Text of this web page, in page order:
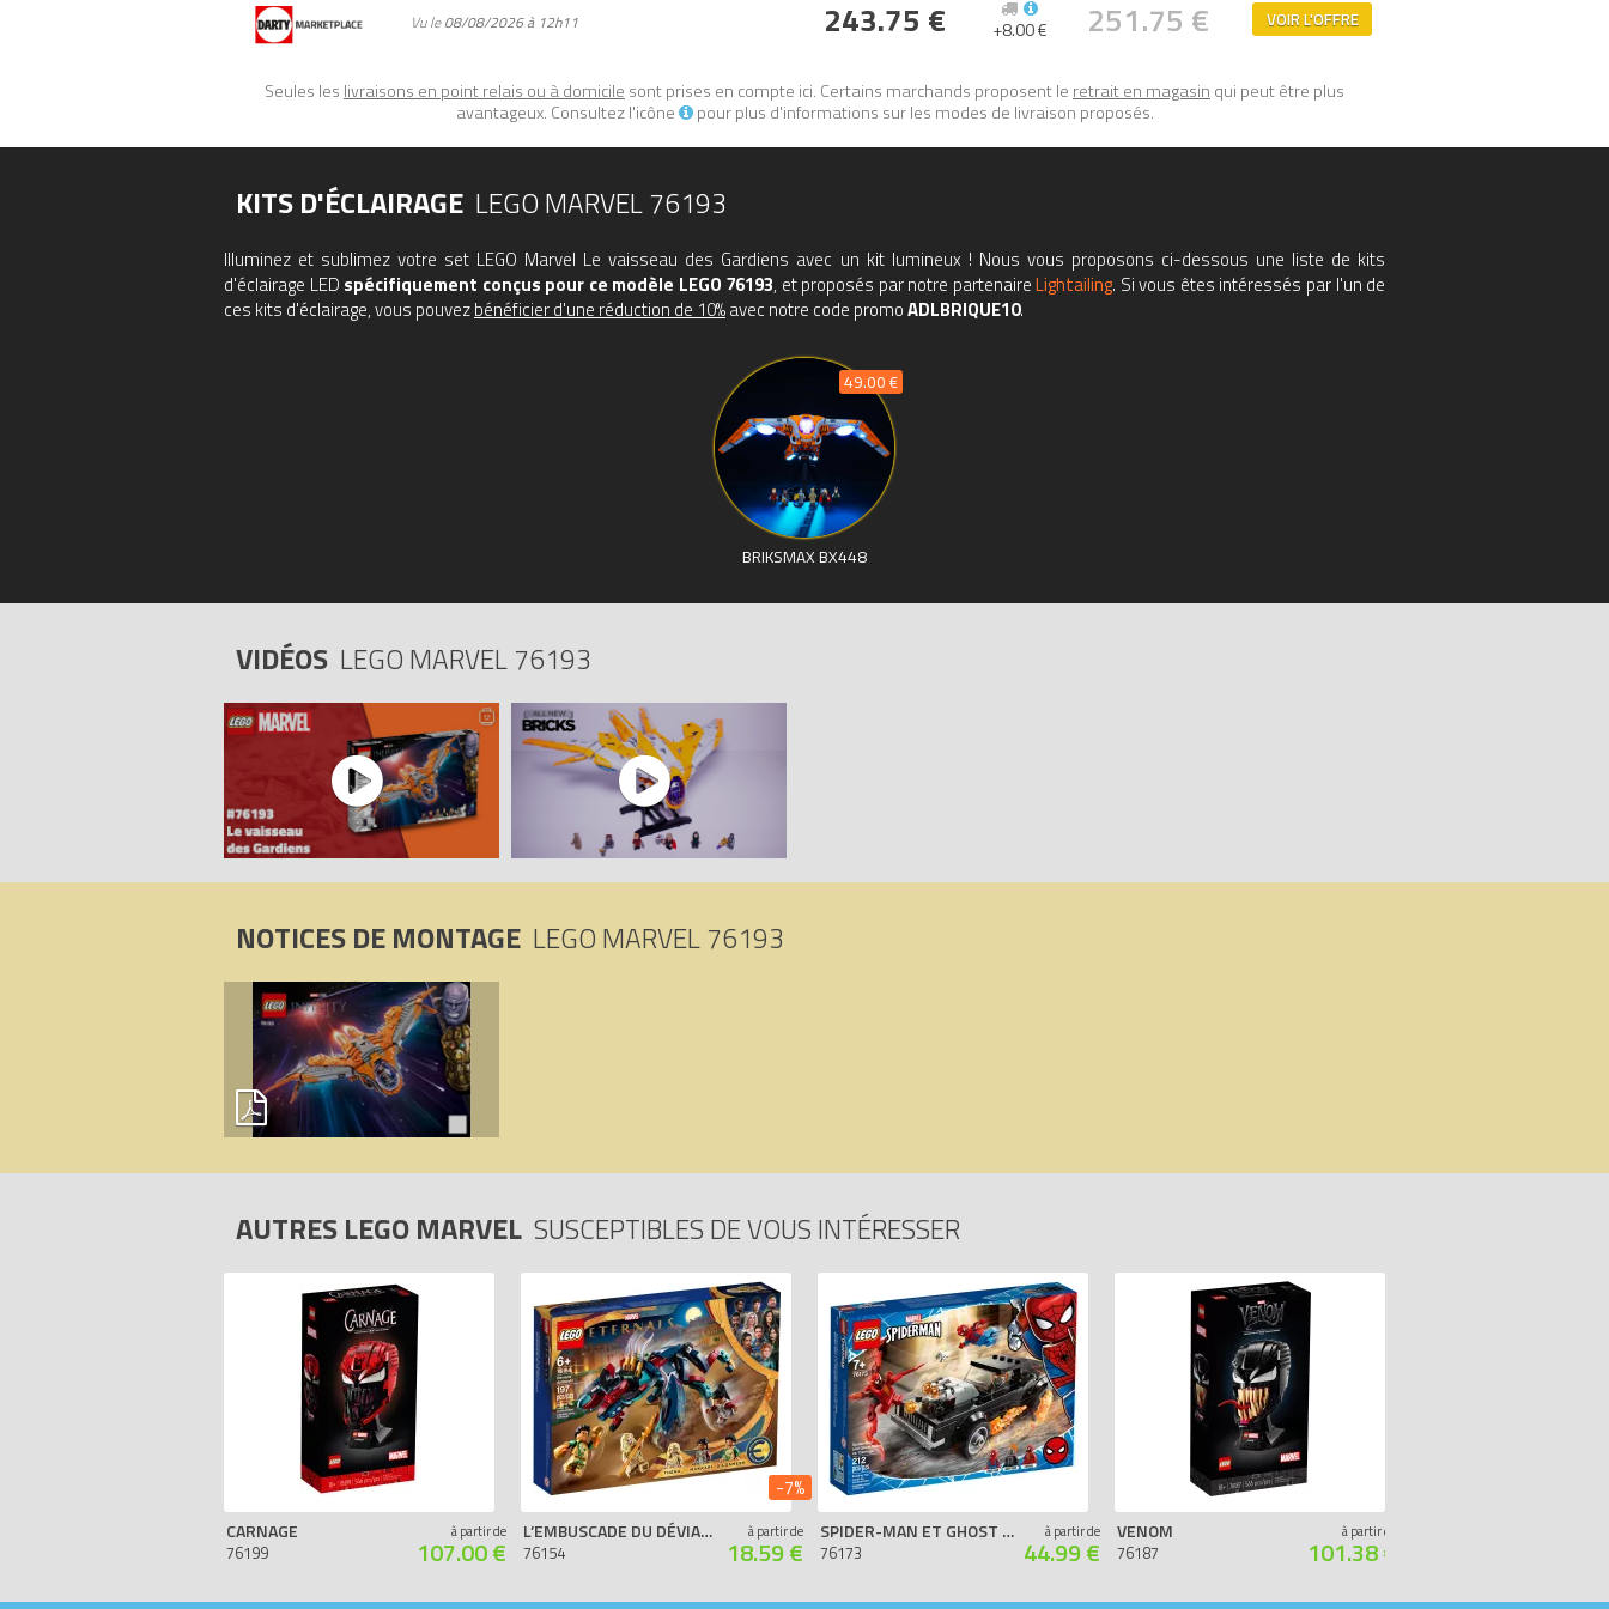
Vu le08/08/2026 à 12h11 243.75 € 251.75 € VOIR L'OFFRE
+8.00 €
Seules les livraisons en point relais ou à domicile sont prises en compte ici. Certains marchands proposent le retrait en magasin qui peut être plus
avantageux. Consultez l'icône
pour plus d'informations sur les modes de livraison proposés.
KITS D'ÉCLAIRAGE LEGO MARVEL 76193
Illuminez et sublimez votre set LEGO Marvel Le vaisseau des Gardiens avec un kit lumineux ! Nous vous proposons ci-dessous une liste de kits
d'éclairage LED spécifiquement conçus pour ce modèle LEGO 76193, et proposés par notre partenaireLightailing. Si vous êtes intéressés par l'un de
ces kits d'éclairage, vous pouvezbénéficier d'une réduction de 10%avec notre code promoADLBRIQUE10.
49.00 €
BRIKSMAX BX448
VIDÉOS LEGO MARVEL 76193
NOTICES DE MONTAGE LEGO MARVEL 76193
AUTRES LEGO MARVEL SUSCEPTIBLES DE VOUS INTÉRESSER
CARNAGE
76199
à partir de
107.00 €
L’EMBUSCADE DU DÉVIANT !
76154
à partir de
18.59 €
-7%
SPIDER-MAN ET GHOST RIDER CONTRE CARNAGE
76173
à partir de
44.99 €
VENOM
76187
à partir de
101.38 €